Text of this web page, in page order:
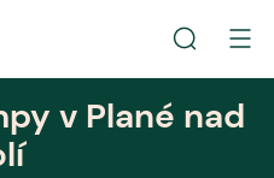
v Plané nad